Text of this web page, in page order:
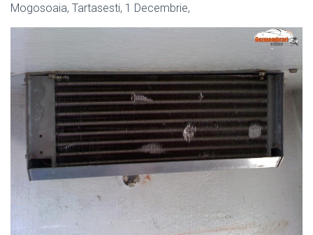
Mogosoaia, Tartasesti, 1 Decembrie,